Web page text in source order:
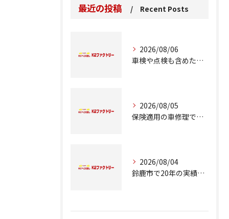
最近の投稿 Recent Posts
2026/08/06
車検や点検も含めた車修理の重要ポイント解説
2026/08/05
保険適用の車修理で知っておくべきポイント
2026/08/04
鈴鹿市で20年の実績が語る車修理のこだわり